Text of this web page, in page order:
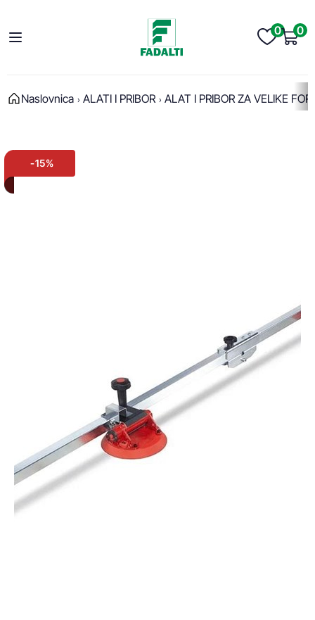
0 0
Naslovnica ALATI I PRIBOR ALAT I PRIBOR ZA VELIKE
-15%